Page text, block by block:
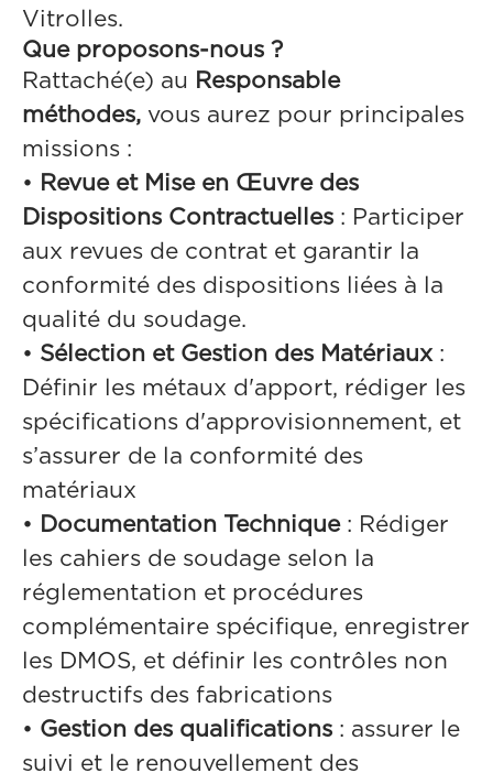
Vitrolles.
Que proposons-nous ?
Rattaché(e) au Responsable
méthodes, vous aurez pour principales
missions :
• Revue et Mise en Œuvre des
Dispositions Contractuelles : Participer
aux revues de contrat et garantir la
conformité des dispositions liées à la
qualité du soudage.
• Sélection et Gestion des Matériaux :
Définir les métaux d'apport, rédiger les
spécifications d'approvisionnement, et
s’assurer de la conformité des
matériaux
• Documentation Technique: Rédiger
les cahiers de soudage selon la
réglementation et procédures
complémentaire spécifique, enregistrer
les DMOS, et définir les contrôles non
destructifs des fabrications
• Gestion des qualifications : assurer le
suivi et le renouvellement des